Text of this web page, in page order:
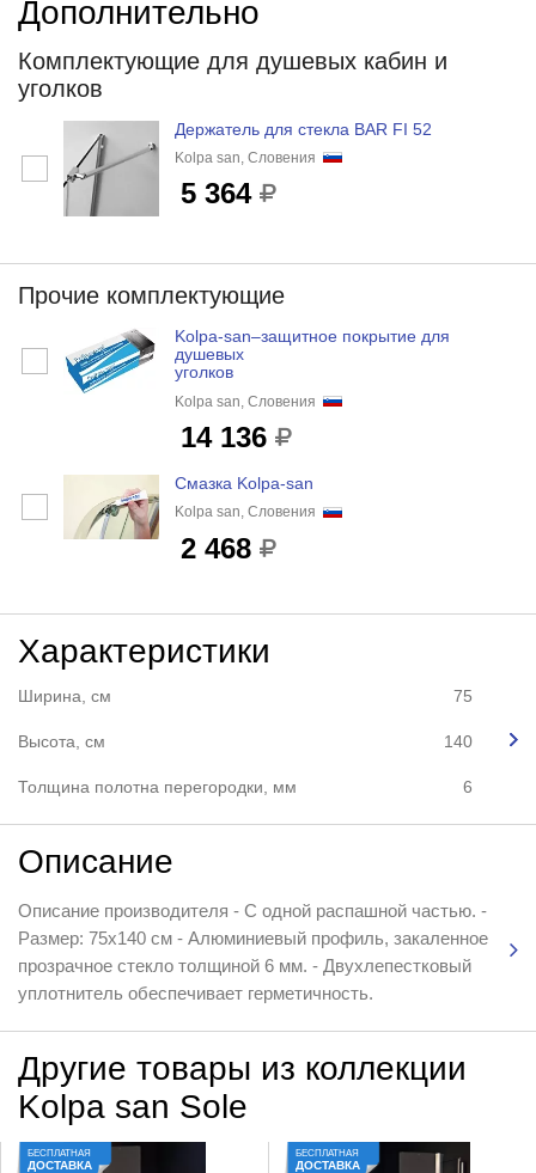
Дополнительно
Комплектующие для душевых кабин и
уголков
Держатель для стекла BAR FI 52
Kolpa san, Словения
5 364
Прочие комплектующие
Kolpa-san–защитное покрытие для
душевых
уголков
Kolpa san, Словения
14 136
Смазка Kolpa-san
Kolpa san, Словения
2 468
Характеристики
Ширина, см 75
Высота, см 140
Толщина полотна перегородки, мм 6
Описание
Описание производителя - С одной распашной частью. -
Размер: 75x140 см - Алюминиевый профиль, закаленное
прозрачное стекло толщиной 6 мм. - Двухлепестковый
уплотнитель обеспечивает герметичность.
Другие товары из коллекции
Kolpa san Sole
БЕСПЛАТНАЯ
ДОСТАВКА
БЕСПЛАТНАЯ
ДОСТАВКА